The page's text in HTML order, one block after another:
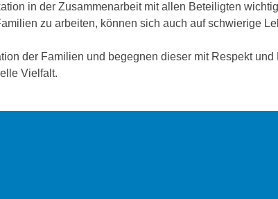
in der Zusammenarbeit mit allen Beteiligten
zu arbeiten, können sich auch auf schwierige
der Familien und begegnen dieser mit Respekt und
Vielfalt.